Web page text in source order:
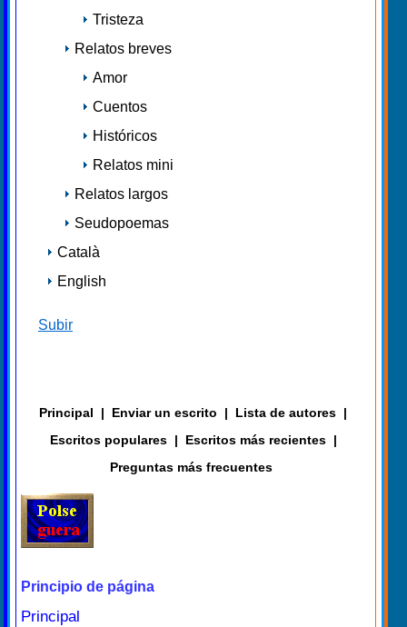
Tristeza
Relatos breves
Amor
Cuentos
Históricos
Relatos mini
Relatos largos
Seudopoemas
Català
English
Subir
Principal | Enviar un escrito | Lista de autores |
Escritos populares | Escritos más recientes |
Preguntas más frecuentes
Principio de página
Principal